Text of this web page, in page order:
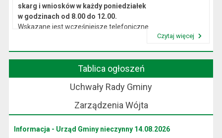
skarg i wniosków w każdy poniedziałek
w godzinach od 8.00 do 12.00.
Wskazane jest wcześniejsze telefoniczne
Czytaj więcej
Tablica ogłoszeń
Uchwały Rady Gminy
Zarządzenia Wójta
Informacja - Urząd Gminy nieczynny 14.08.2026